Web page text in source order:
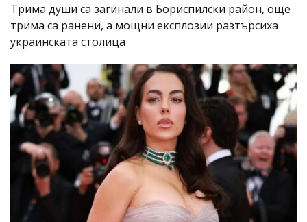
Трима души са загинали в Бориспилски район, още
трима са ранени, а мощни експлозии разтърсиха
украинската столица